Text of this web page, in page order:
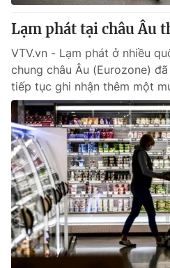
Lạm phát tại châu Âu
VTV.vn - Lạm phát ở nhiều
chung châu Âu (Eurozone)
tiếp tục ghi nhận thêm một